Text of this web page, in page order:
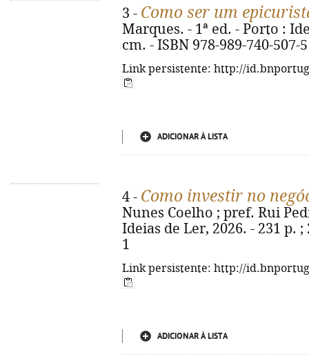
3 - Como ser um
Marques. - 1ª ed. - Porto :
cm. - ISBN 978-989-740-507-5
Link persistente: http://
ADICIONAR À LISTA
4 - Como investir no
Nunes Coelho ; pref. Rui
Ideias de Ler, 2026. - 231 p. ;
1
Link persistente: http://
ADICIONAR À LISTA